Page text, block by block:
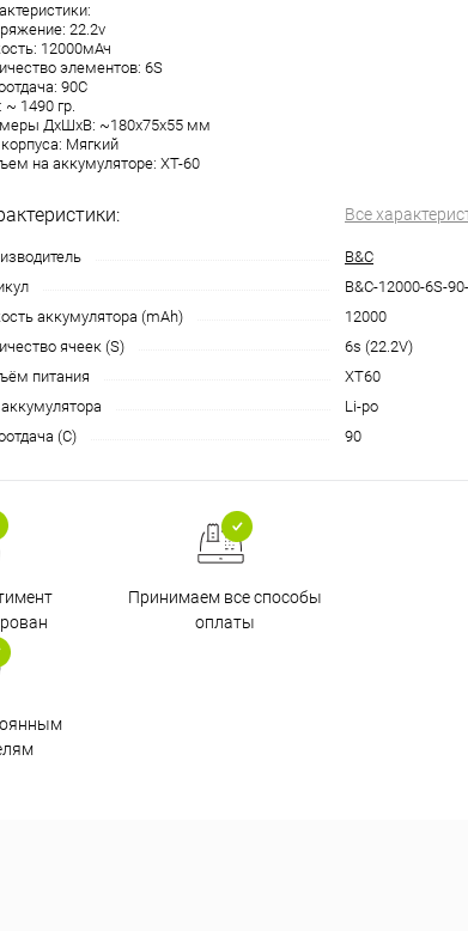
22.2v
12000мАч
элементов: 6S
90С
~ 1490 гр.
ДхШхВ: ~180x75x55 мм
Мягкий
на аккумуляторе: XT-60
Все
B&C
B&C-12000-6S-
аккумулятора (mAh)
12000
ячеек (S)
6s (22.2V)
питания
XT60
Li-po
(C)
90
Принимаем все способы
оплаты